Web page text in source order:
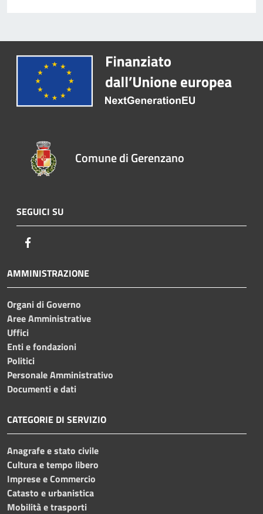
Comune di Gerenzano
SEGUICI SU
AMMINISTRAZIONE
Organi di Governo
Aree Amministrative
Uffici
Enti e fondazioni
Politici
Personale Amministrativo
Documenti e dati
CATEGORIE DI SERVIZIO
Anagrafe e stato civile
Cultura e tempo libero
Imprese e Commercio
Catasto e urbanistica
Mobilità e trasporti